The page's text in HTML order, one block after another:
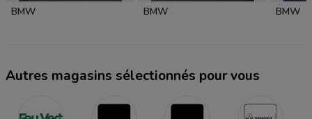
BMW BMW BMW
Autres magasins sélectionnés pour vous